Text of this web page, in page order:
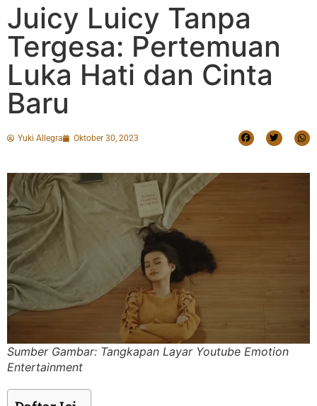
Juicy Luicy Tanpa
Tergesa: Pertemuan
Luka Hati dan Cinta
Baru
Yuki Allegra Oktober 30, 2023
Sumber Gambar: Tangkapan Layar Youtube Emotion
Entertainment